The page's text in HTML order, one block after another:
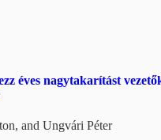
éves nagytakarítást
, and Ungvári Péter